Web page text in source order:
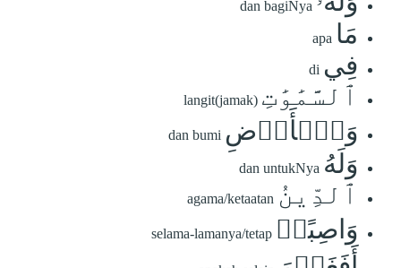
dan bagiNya
مَا apa
فِي di
ٱلسَّمَٰوَٰتِ langit(jamak)
وَٱلۡأَرۡضِ dan bumi
وَلَهُ dan untukNya
ٱلدِّينُ agama/ketaatan
وَاصِبًاۚ selama-lamanya/tetap